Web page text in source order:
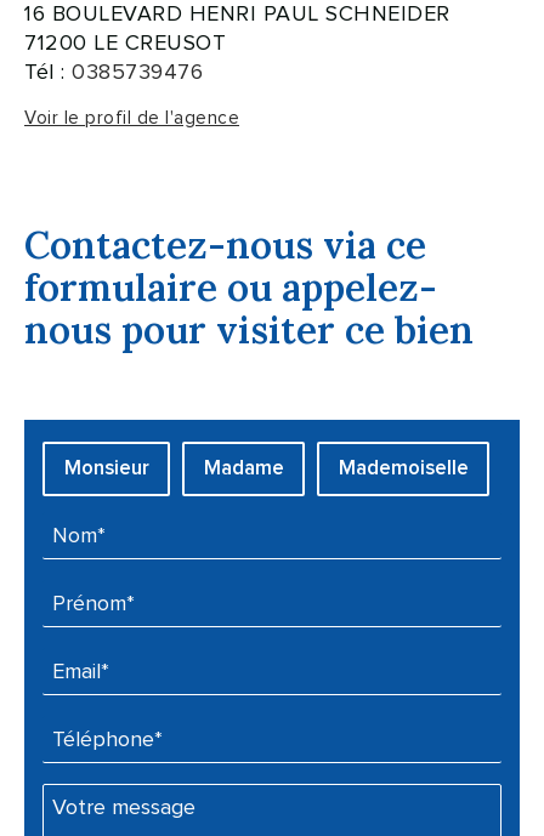
16 BOULEVARD HENRI PAUL SCHNEIDER
71200 LE CREUSOT
Tél : 0385739476
Voir le profil de l'agence
Contactez-nous via ce
formulaire ou appelez-
nous pour visiter ce bien
Civilité :
Monsieur Madame Mademoiselle
Nom* :
Prénom* :
Email* :
Téléphone* :
Votre message :